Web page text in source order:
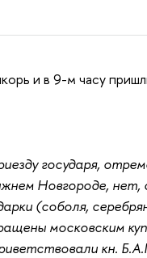
и в 9-м часу
государя,
Новгороде, нет,
(соболя,
московским
кн.